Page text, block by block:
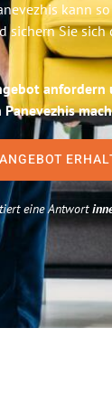
kann
sichern Sie sich
anfordern
eine Antwort